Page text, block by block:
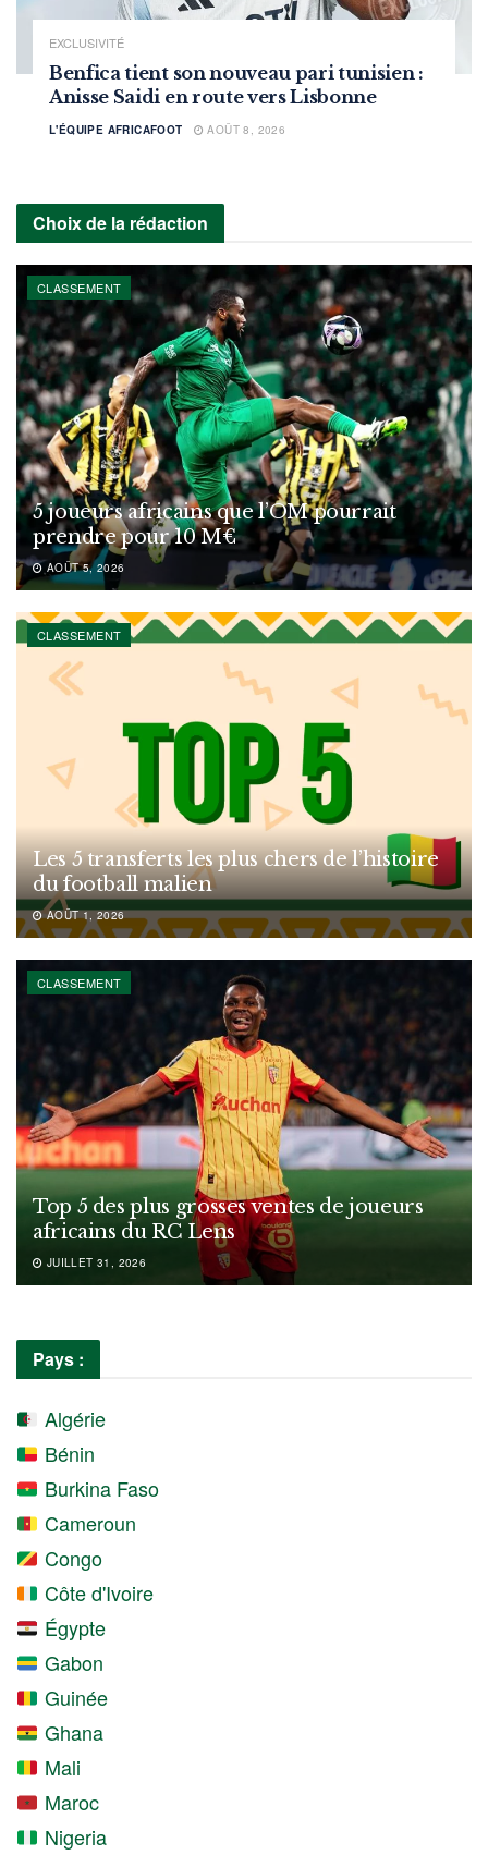
EXCLUSIVITÉ
Benfica tient son nouveau pari tunisien :
Anisse Saidi en route vers Lisbonne
L'ÉQUIPE AFRICAFOOT AOÛT 8, 2026
Choix de la rédaction
CLASSEMENT
5 joueurs africains que l’OM pourrait
prendre pour 10 M€
AOÛT 5, 2026
CLASSEMENT
Les 5 transferts les plus chers de l’histoire
du football malien
AOÛT 1, 2026
CLASSEMENT
Top 5 des plus grosses ventes de joueurs
africains du RC Lens
JUILLET 31, 2026
Pays :
Algérie
Bénin
Burkina Faso
Cameroun
Congo
Côte d'Ivoire
Égypte
Gabon
Guinée
Ghana
Mali
Maroc
Nigeria